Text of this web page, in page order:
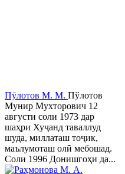
Пӯлотов М. М. Пўлотов
Мунир Мухторович 12
августи соли 1973 дар
шаҳри Хуҷанд таваллуд
шуда, миллаташ тоҷик,
маълумоташ олӣ мебошад.
Соли 1996 Донишгоҳи да...